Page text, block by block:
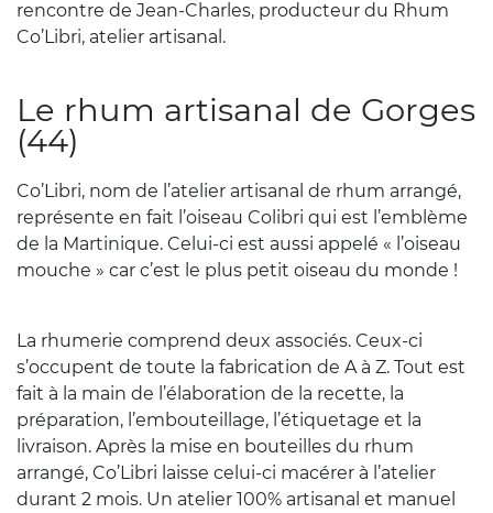
rencontre de Jean-Charles, producteur du Rhum
Co’Libri, atelier artisanal.
Le rhum artisanal de Gorges
(44)
Co’Libri, nom de l’atelier artisanal de rhum arrangé,
représente en fait l’oiseau Colibri qui est l’emblème
de la Martinique. Celui-ci est aussi appelé « l’oiseau
mouche » car c’est le plus petit oiseau du monde !
La rhumerie comprend deux associés. Ceux-ci
s’occupent de toute la fabrication de A à Z. Tout est
fait à la main de l’élaboration de la recette, la
préparation, l’embouteillage, l’étiquetage et la
livraison. Après la mise en bouteilles du rhum
arrangé, Co’Libri laisse celui-ci macérer à l’atelier
durant 2 mois. Un atelier 100% artisanal et manuel